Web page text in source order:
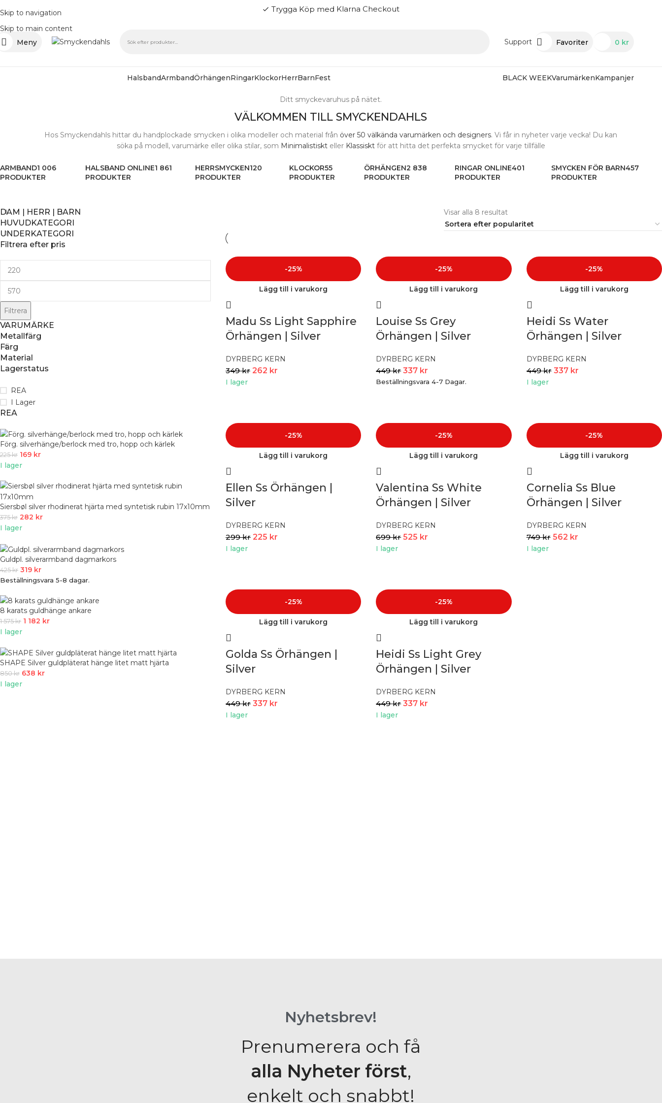
Skip to navigation
Skip to main content
Meny
Support Favoriter 0 kr
HalsbandArmbandÖrhängenRingarKlockorHerrBarnFest BLACK WEEKVarumärkenKampanjer
Ditt smyckevaruhus på nätet.
VÄLKOMMEN TILL SMYCKENDAHLS
Hos Smyckendahls hittar du handplockade smycken i olika modeller och material från över 50 välkända varumärken och designers. Vi får in nyheter varje vecka! Du kan
söka på modell, varumärke eller olika stilar, som Minimalistiskteller Klassisktför att hitta det perfekta smycket för varje tillfälle
ARMBAND1 006
PRODUKTER
HALSBAND ONLINE1 861
PRODUKTER
HERRSMYCKEN120
PRODUKTER
KLOCKOR55
PRODUKTER
ÖRHÄNGEN2 838
PRODUKTER
RINGAR ONLINE401
PRODUKTER
SMYCKEN FÖR BARN457
PRODUKTER
DAM | HERR | BARN
HUVUDKATEGORI
UNDERKATEGORI
Filtrera efter pris
Filtrera
VARUMÄRKE
Metallfärg
Färg
Material
Lagerstatus
REA
I Lager
REA
Förg. silverhänge/berlock med tro, hopp och kärlek
225kr 169 kr
I lager
Siersbøl silver rhodinerat hjärta med syntetisk rubin 17x10mm
375kr 282 kr
I lager
Guldpl. silverarmband dagmarkors
425kr 319 kr
Beställningsvara 5-8 dagar.
8 karats guldhänge ankare
1 575kr 1 182 kr
I lager
SHAPE Silver guldpläterat hänge litet matt hjärta
850kr 638 kr
I lager
Visar alla 8 resultat
-25%
Lägg till i varukorg
Madu Ss Light Sapphire
Örhängen | Silver
DYRBERG KERN
349kr 262 kr
I lager
-25%
Lägg till i varukorg
Louise Ss Grey
Örhängen | Silver
DYRBERG KERN
449kr 337 kr
Beställningsvara 4-7 Dagar.
-25%
Lägg till i varukorg
Heidi Ss Water
Örhängen | Silver
DYRBERG KERN
449kr 337 kr
I lager
-25%
Lägg till i varukorg
Ellen Ss Örhängen |
Silver
DYRBERG KERN
299kr 225 kr
I lager
-25%
Lägg till i varukorg
Valentina Ss White
Örhängen | Silver
DYRBERG KERN
699kr 525 kr
I lager
-25%
Lägg till i varukorg
Cornelia Ss Blue
Örhängen | Silver
DYRBERG KERN
749kr 562 kr
I lager
-25%
Lägg till i varukorg
Golda Ss Örhängen |
Silver
DYRBERG KERN
449kr 337 kr
I lager
-25%
Lägg till i varukorg
Heidi Ss Light Grey
Örhängen | Silver
DYRBERG KERN
449kr 337 kr
I lager
Nyhetsbrev!
Prenumerera och få
alla Nyheter först,
enkelt och snabbt!